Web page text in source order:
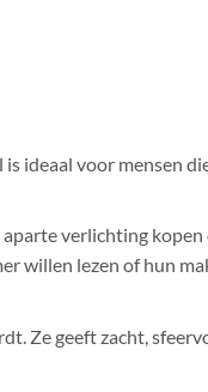
ideaal voor mensen
aparte verlichting kopen
willen lezen of hun
Ze geeft zacht,